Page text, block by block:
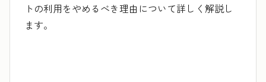
トの利用をやめるべき理由について詳しく解説し
ます。